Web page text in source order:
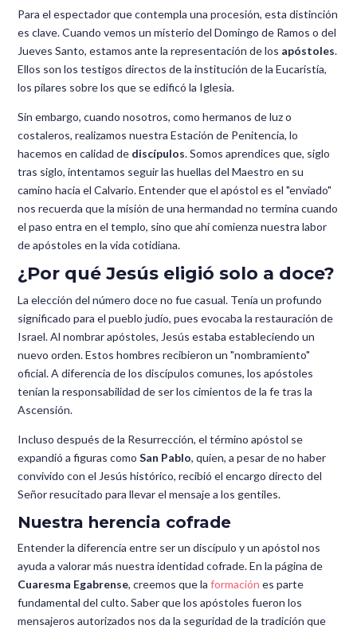
Para el espectador que contempla una procesión, esta distinción
es clave. Cuando vemos un misterio del Domingo de Ramos o del
Jueves Santo, estamos ante la representación de los apóstoles.
Ellos son los testigos directos de la institución de la Eucaristía,
los pilares sobre los que se edificó la Iglesia.
Sin embargo, cuando nosotros, como hermanos de luz o
costaleros, realizamos nuestra Estación de Penitencia, lo
hacemos en calidad de discípulos. Somos aprendices que, siglo
tras siglo, intentamos seguir las huellas del Maestro en su
camino hacia el Calvario. Entender que el apóstol es el "enviado"
nos recuerda que la misión de una hermandad no termina cuando
el paso entra en el templo, sino que ahí comienza nuestra labor
de apóstoles en la vida cotidiana.
¿Por qué Jesús eligió solo a doce?
La elección del número doce no fue casual. Tenía un profundo
significado para el pueblo judío, pues evocaba la restauración de
Israel. Al nombrar apóstoles, Jesús estaba estableciendo un
nuevo orden. Estos hombres recibieron un "nombramiento"
oficial. A diferencia de los discípulos comunes, los apóstoles
tenían la responsabilidad de ser los cimientos de la fe tras la
Ascensión.
Incluso después de la Resurrección, el término apóstol se
expandió a figuras comoSan Pablo, quien, a pesar de no haber
convivido con el Jesús histórico, recibió el encargo directo del
Señor resucitado para llevar el mensaje a los gentiles.
Nuestra herencia cofrade
Entender la diferencia entre ser un discípulo y un apóstol nos
ayuda a valorar más nuestra identidad cofrade. En la página de
Cuaresma Egabrense, creemos que laformación es parte
fundamental del culto. Saber que los apóstoles fueron los
mensajeros autorizados nos da la seguridad de la tradición que